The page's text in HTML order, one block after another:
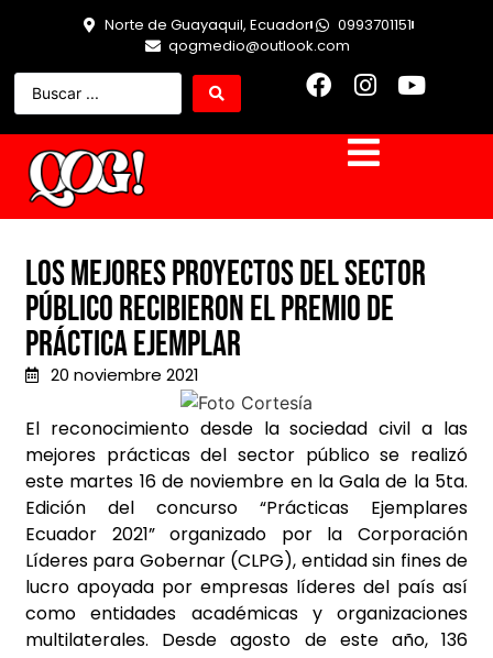
Norte de Guayaquil, Ecuador
0993701151
qogmedio@outlook.com
Los mejores proyectos del sector
público recibieron el premio de
práctica ejemplar
20 noviembre 2021
El reconocimiento desde la sociedad civil a las
mejores prácticas del sector público se realizó
este martes 16 de noviembre en la Gala de la 5ta.
Edición del concurso “Prácticas Ejemplares
Ecuador 2021” organizado por la Corporación
Líderes para Gobernar (CLPG), entidad sin fines de
lucro apoyada por empresas líderes del país así
como entidades académicas y organizaciones
multilaterales. Desde agosto de este año, 136